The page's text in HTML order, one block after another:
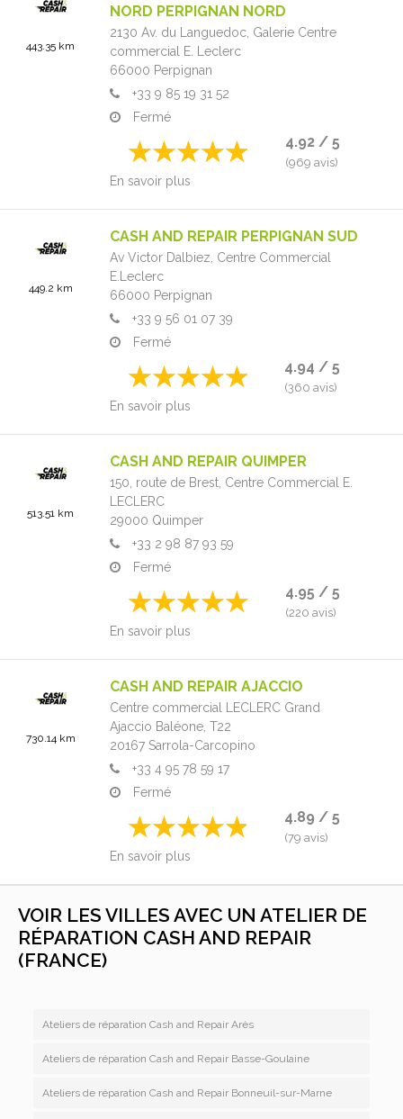
443.35 km
NORD PERPIGNAN NORD
2130 Av. du Languedoc, Galerie Centre
commercial E. Leclerc
66000 Perpignan
+33 9 85 19 31 52
Fermé
4.92 / 5
(969 avis)
En savoir plus
449.2 km
CASH AND REPAIR PERPIGNAN SUD
Av Victor Dalbiez, Centre Commercial
E.Leclerc
66000 Perpignan
+33 9 56 01 07 39
Fermé
4.94 / 5
(360 avis)
En savoir plus
513.51 km
CASH AND REPAIR QUIMPER
150, route de Brest, Centre Commercial E.
LECLERC
29000 Quimper
+33 2 98 87 93 59
Fermé
4.95 / 5
(220 avis)
En savoir plus
730.14 km
CASH AND REPAIR AJACCIO
Centre commercial LECLERC Grand
Ajaccio Baléone, T22
20167 Sarrola-Carcopino
+33 4 95 78 59 17
Fermé
4.89 / 5
(79 avis)
En savoir plus
VOIR LES VILLES AVEC UN ATELIER DE
RÉPARATION CASH AND REPAIR
(FRANCE)
Ateliers de réparation Cash and Repair Arès
Ateliers de réparation Cash and Repair Basse-Goulaine
Ateliers de réparation Cash and Repair Bonneuil-sur-Marne